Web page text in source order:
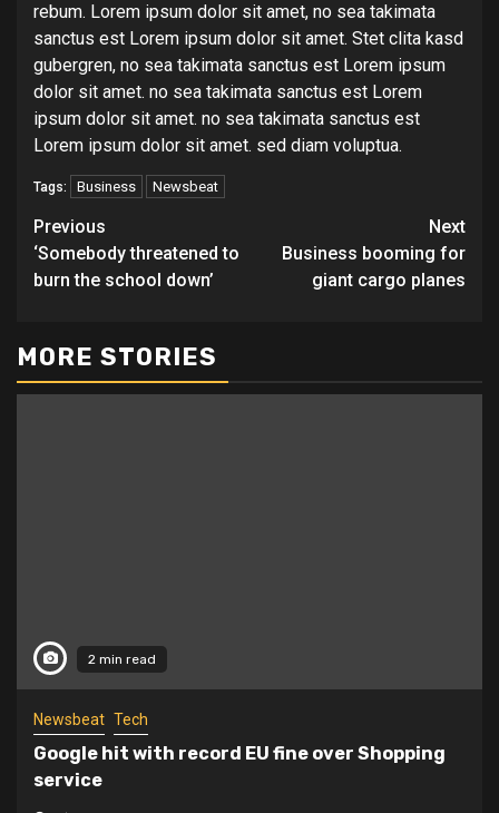
rebum. Lorem ipsum dolor sit amet, no sea takimata
sanctus est Lorem ipsum dolor sit amet. Stet clita kasd
gubergren, no sea takimata sanctus est Lorem ipsum
dolor sit amet. no sea takimata sanctus est Lorem
ipsum dolor sit amet. no sea takimata sanctus est
Lorem ipsum dolor sit amet. sed diam voluptua.
Tags: Business Newsbeat
Continue
Reading
Previous
‘Somebody threatened to
burn the school down’
Next
Business booming for
giant cargo planes
MORE STORIES
2 min read
Newsbeat Tech
Google hit with record EU fine over Shopping
service